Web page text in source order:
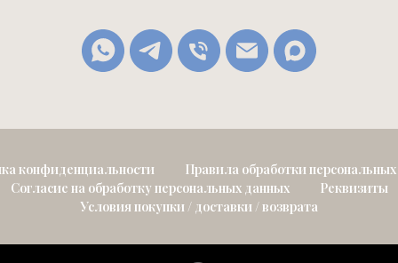
конфиденциальности
Правила обработки
Согласие на обработку персональных данных
Реквизиты
Условия покупки / доставки / возврата